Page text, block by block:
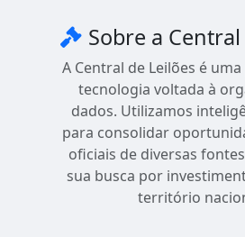
Sobre a
A Central de Leilões é
tecnologia voltada à
dados. Utilizamos
para consolidar
oficiais de diversas
sua busca por
território